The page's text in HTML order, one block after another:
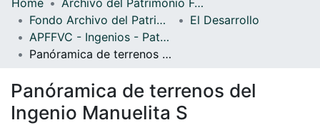
Statistics
Fondo Archivo del Patrimonio Fotográfico y Fílmico del Valle del Cauca
El Desarrollo
APFFVC - Ingenios - Patrimonial
Panóramica de terrenos del Ingenio Manuelita S
Panóramica de terrenos del
Ingenio Manuelita S